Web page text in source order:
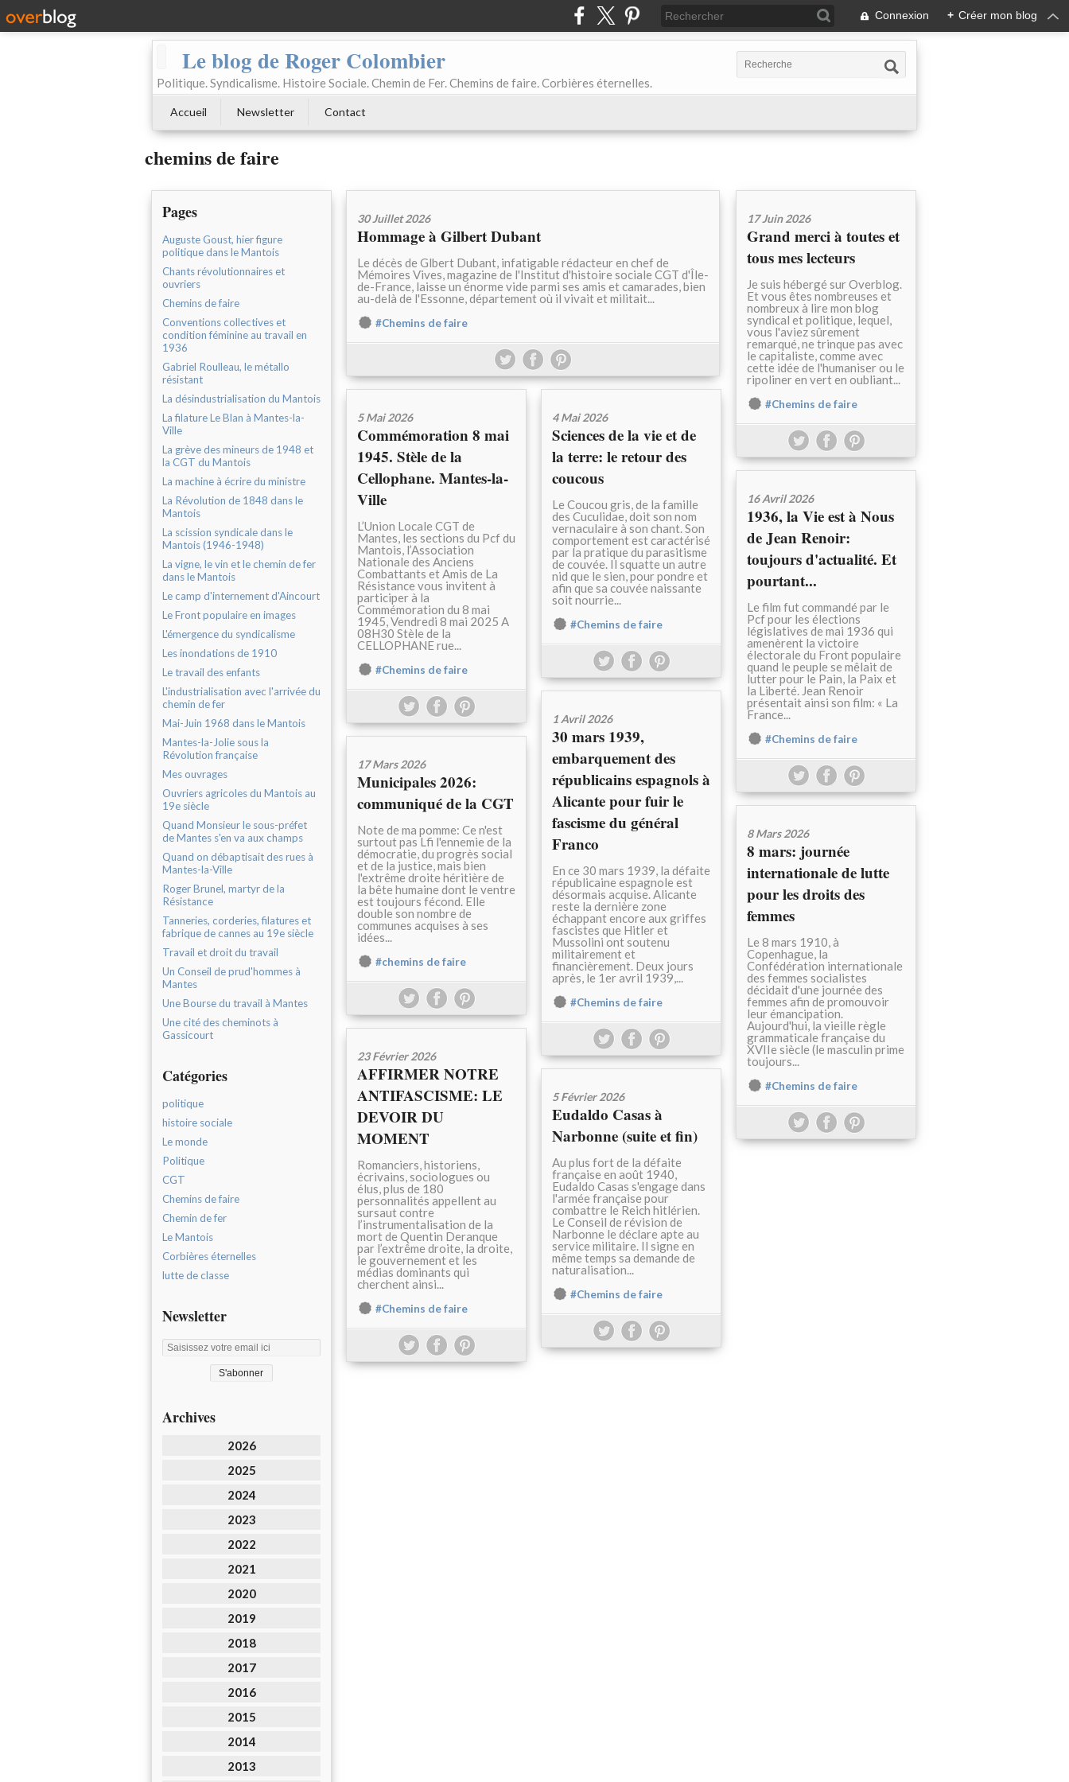
Connexion + Créer mon blog
Le blog de Roger Colombier
Politique. Syndicalisme. Histoire Sociale. Chemin de Fer. Chemins de faire. Corbières éternelles.
Accueil Newsletter Contact
chemins de faire
Pages
Auguste Goust, hier figure
politique dans le Mantois
Chants révolutionnaires et
ouvriers
Chemins de faire
Conventions collectives et
condition féminine au travail en
1936
Gabriel Roulleau, le métallo
résistant
La désindustrialisation du Mantois
La filature Le Blan à Mantes-la-
Ville
La grève des mineurs de 1948 et
la CGT du Mantois
La machine à écrire du ministre
La Révolution de 1848 dans le
Mantois
La scission syndicale dans le
Mantois (1946-1948)
La vigne, le vin et le chemin de fer
dans le Mantois
Le camp d'internement d'Aincourt
Le Front populaire en images
L'émergence du syndicalisme
Les inondations de 1910
Le travail des enfants
L'industrialisation avec l'arrivée du
chemin de fer
Mai-Juin 1968 dans le Mantois
Mantes-la-Jolie sous la
Révolution française
Mes ouvrages
Ouvriers agricoles du Mantois au
19e siècle
Quand Monsieur le sous-préfet
de Mantes s'en va aux champs
Quand on débaptisait des rues à
Mantes-la-Ville
Roger Brunel, martyr de la
Résistance
Tanneries, corderies, filatures et
fabrique de cannes au 19e siècle
Travail et droit du travail
Un Conseil de prud'hommes à
Mantes
Une Bourse du travail à Mantes
Une cité des cheminots à
Gassicourt
Catégories
politique
histoire sociale
Le monde
Politique
CGT
Chemins de faire
Chemin de fer
Le Mantois
Corbières éternelles
lutte de classe
Newsletter
Archives
2026
2025
2024
2023
2022
2021
2020
2019
2018
2017
2016
2015
2014
2013
30 Juillet 2026
Hommage à Gilbert Dubant
Le décès de Glbert Dubant, infatigable rédacteur en chef de
Mémoires Vives, magazine de l'Institut d'histoire sociale CGT d'Île-
de-France, laisse un énorme vide parmi ses amis et camarades, bien
au-delà de l'Essonne, département où il vivait et militait...
#Chemins de faire
17 Juin 2026
Grand merci à toutes et
tous mes lecteurs
Je suis hébergé sur Overblog.
Et vous êtes nombreuses et
nombreux à lire mon blog
syndical et politique, lequel,
vous l'aviez sûrement
remarqué, ne trinque pas avec
le capitaliste, comme avec
cette idée de l'humaniser ou le
ripoliner en vert en oubliant...
#Chemins de faire
5 Mai 2026
Commémoration 8 mai
1945. Stèle de la
Cellophane. Mantes-la-
Ville
L’Union Locale CGT de
Mantes, les sections du Pcf du
Mantois, l’Association
Nationale des Anciens
Combattants et Amis de La
Résistance vous invitent à
participer à la
Commémoration du 8 mai
1945, Vendredi 8 mai 2025 A
08H30 Stèle de la
CELLOPHANE rue...
#Chemins de faire
4 Mai 2026
Sciences de la vie et de
la terre: le retour des
coucous
Le Coucou gris, de la famille
des Cuculidae, doit son nom
vernaculaire à son chant. Son
comportement est caractérisé
par la pratique du parasitisme
de couvée. Il squatte un autre
nid que le sien, pour pondre et
afin que sa couvée naissante
soit nourrie...
#Chemins de faire
16 Avril 2026
1936, la Vie est à Nous
de Jean Renoir:
toujours d'actualité. Et
pourtant...
Le film fut commandé par le
Pcf pour les élections
législatives de mai 1936 qui
amenèrent la victoire
électorale du Front populaire
quand le peuple se mêlait de
lutter pour le Pain, la Paix et
la Liberté. Jean Renoir
présentait ainsi son film: « La
France...
#Chemins de faire
1 Avril 2026
30 mars 1939,
embarquement des
républicains espagnols à
Alicante pour fuir le
fascisme du général
Franco
En ce 30 mars 1939, la défaite
républicaine espagnole est
désormais acquise. Alicante
reste la dernière zone
échappant encore aux griffes
fascistes que Hitler et
Mussolini ont soutenu
militairement et
financièrement. Deux jours
après, le 1er avril 1939,...
#Chemins de faire
17 Mars 2026
Municipales 2026:
communiqué de la CGT
Note de ma pomme: Ce n'est
surtout pas Lfi l'ennemie de la
démocratie, du progrès social
et de la justice, mais bien
l'extrême droite héritière de
la bête humaine dont le ventre
est toujours fécond. Elle
double son nombre de
communes acquises à ses
idées...
#chemins de faire
8 Mars 2026
8 mars: journée
internationale de lutte
pour les droits des
femmes
Le 8 mars 1910, à
Copenhague, la
Confédération internationale
des femmes socialistes
décidait d'une journée des
femmes afin de promouvoir
leur émancipation.
Aujourd'hui, la vieille règle
grammaticale française du
XVIIe siècle (le masculin prime
toujours...
#Chemins de faire
23 Février 2026
AFFIRMER NOTRE
ANTIFASCISME: LE
DEVOIR DU
MOMENT
Romanciers, historiens,
écrivains, sociologues ou
élus, plus de 180
personnalités appellent au
sursaut contre
l’instrumentalisation de la
mort de Quentin Deranque
par l’extrême droite, la droite,
le gouvernement et les
médias dominants qui
cherchent ainsi...
#Chemins de faire
5 Février 2026
Eudaldo Casas à
Narbonne (suite et fin)
Au plus fort de la défaite
française en août 1940,
Eudaldo Casas s'engage dans
l'armée française pour
combattre le Reich hitlérien.
Le Conseil de révision de
Narbonne le déclare apte au
service militaire. Il signe en
même temps sa demande de
naturalisation...
#Chemins de faire